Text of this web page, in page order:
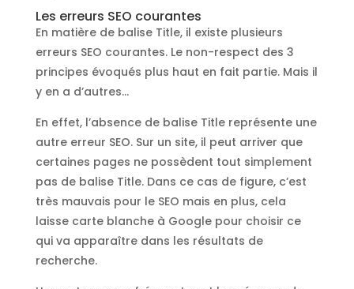
Les erreurs SEO courantes
En matière de balise Title, il existe plusieurs
erreurs SEO courantes. Le non-respect des 3
principes évoqués plus haut en fait partie. Mais il
y en a d’autres…
En effet, l’absence de balise Title représente une
autre erreur SEO. Sur un site, il peut arriver que
certaines pages ne possèdent tout simplement
pas de balise Title. Dans ce cas de figure, c’est
très mauvais pour le SEO mais en plus, cela
laisse carte blanche à Google pour choisir ce
qui va apparaître dans les résultats de
recherche.